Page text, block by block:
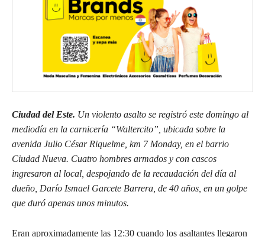
Ciudad del Este. Un violento asalto se registró este domingo al
mediodía en la carnicería “Waltercito”, ubicada sobre la
avenida Julio César Riquelme, km 7 Monday, en el barrio
Ciudad Nueva. Cuatro hombres armados y con cascos
ingresaron al local, despojando de la recaudación del día al
dueño, Darío Ismael Garcete Barrera, de 40 años, en un golpe
que duró apenas unos minutos.
Eran aproximadamente las 12:30 cuando los asaltantes llegaron